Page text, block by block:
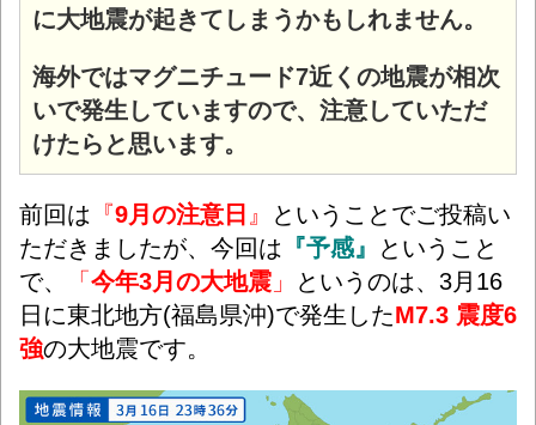
に大地震が起きてしまうかもしれません。
海外ではマグニチュード7近くの地震が相次
いで発生していますので、注意していただ
けたらと思います。
前回は 『9月の注意日 』
ということでご投稿い
ただきましたが、今回は 『予感』
ということ
で、
「今年3月の大地震 」
というのは、3月16
日に東北地方(福島県沖)で発生したM7.3 震度6
強の大地震です。